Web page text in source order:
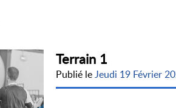
Terrain 1
Publié leJeudi 19 Février